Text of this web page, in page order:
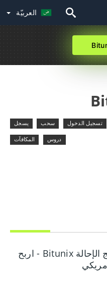
العربيّة
تسجيل الدخول سحب يسجل
دروس المكافآت
مكافأة برنامج الإحالة Bitunix - اربح